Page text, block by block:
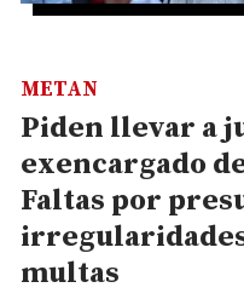
Piden llevar a
exencargado
Faltas por
multas
METAN